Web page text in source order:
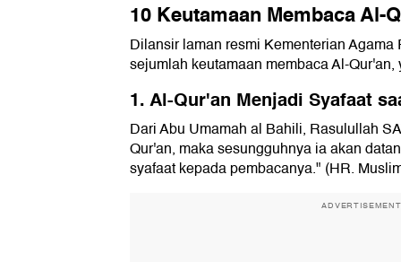
10 Keutamaan Membaca Al-
Dilansir laman resmi Kementerian
sejumlah keutamaan membaca Al-Qur'an,
1. Al-Qur'an Menjadi Syafaat
Dari Abu Umamah al Bahili, Rasulullah
Qur'an, maka sesungguhnya ia akan
syafaat kepada pembacanya." (HR.
ADVERTISEMENT